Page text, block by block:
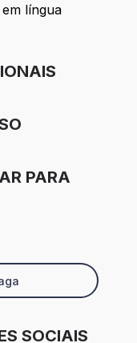
língua
PARA
SOCIAIS